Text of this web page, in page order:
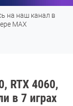
на наш канал в
МАХ
RTX 4060,
в 7 играх